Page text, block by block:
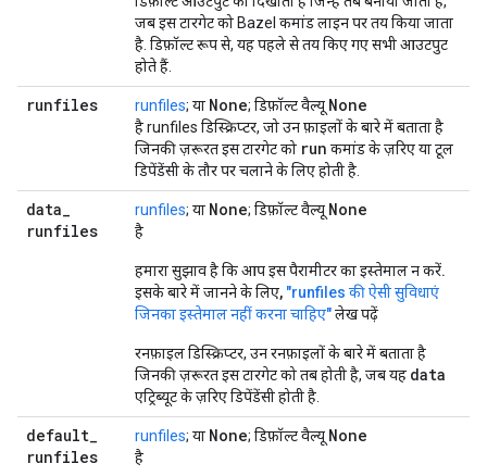
जब इस टारगेट को Bazel कमांड लाइन पर तय किया जाता
है. डिफ़ॉल्ट रूप से, यह पहले से तय किए गए सभी आउटपुट
होते हैं.
runfiles runfiles; या None; डिफ़ॉल्ट वैल्यू None
है runfiles डिस्क्रिप्टर, जो उन फ़ाइलों के बारे में बताता है
जिनकी ज़रूरत इस टारगेट को run कमांड के ज़रिए या टूल
डिपेंडेंसी के तौर पर चलाने के लिए होती है.
data_
runfiles
runfiles; या None; डिफ़ॉल्ट वैल्यू None
है
हमारा सुझाव है कि आप इस पैरामीटर का इस्तेमाल न करें.
इसके बारे में जानने के लिए, "runfiles की ऐसी सुविधाएं
जिनका इस्तेमाल नहीं करना चाहिए"लेख पढ़ें
रनफ़ाइल डिस्क्रिप्टर, उन रनफ़ाइलों के बारे में बताता है
जिनकी ज़रूरत इस टारगेट को तब होती है, जब यह data
एट्रिब्यूट के ज़रिए डिपेंडेंसी होती है.
default_
runfiles
runfiles; या None; डिफ़ॉल्ट वैल्यू None
है